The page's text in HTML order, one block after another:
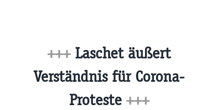
+++Laschet äußert
Verständnis für Corona-
Proteste +++